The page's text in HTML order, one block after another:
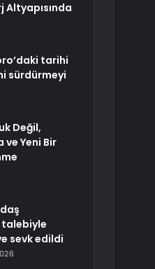
Altyapısında
tarihi
sürdürmeyi
Değil,
ve Yeni Bir
sevk edildi